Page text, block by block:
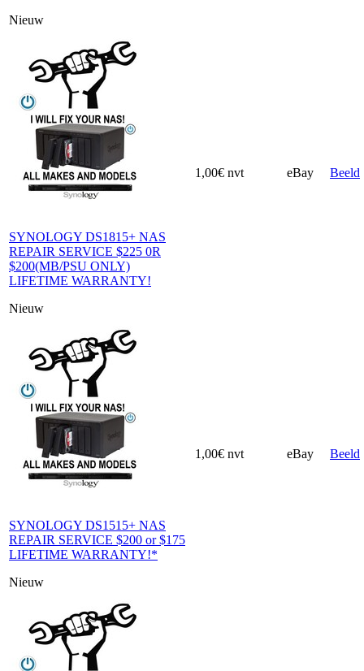
Nieuw
SYNOLOGY DS1815+ NAS
REPAIR SERVICE $225 0R
$200(MB/PSU ONLY)
LIFETIME WARRANTY!
Nieuw
1,00€ nvt eBay Beeld
SYNOLOGY DS1515+ NAS
REPAIR SERVICE $200 or $175
LIFETIME WARRANTY!*
Nieuw
1,00€ nvt eBay Beeld